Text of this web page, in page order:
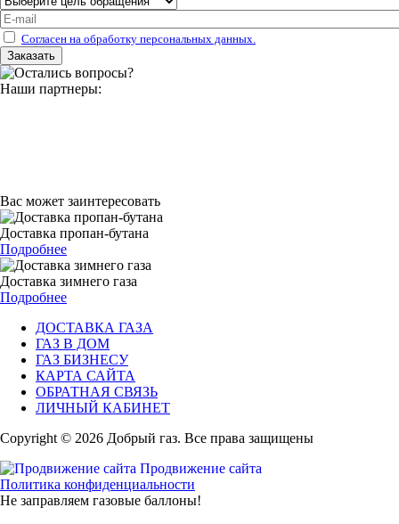
Согласен на обработку персональных данных.
Наши партнеры:
Вас может заинтересовать
Доставка пропан-бутана
Подробнее
Доставка зимнего газа
Подробнее
ДОСТАВКА ГАЗА
ГАЗ В ДОМ
ГАЗ БИЗНЕСУ
КАРТА САЙТА
ОБРАТНАЯ СВЯЗЬ
ЛИЧНЫЙ КАБИНЕТ
Copyright © 2026 Добрый газ. Все права защищены
Продвижение сайта
Политика конфиденциальности
Не заправляем газовые баллоны!